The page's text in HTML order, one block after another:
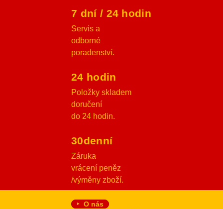
7 dní / 24 hodin
Servis a
odborné
poradenství.
24 hodin
Položky skladem
doručení
do 24 hodin.
30denní
Záruka
vrácení peněz
/výměny zboží.
O nás